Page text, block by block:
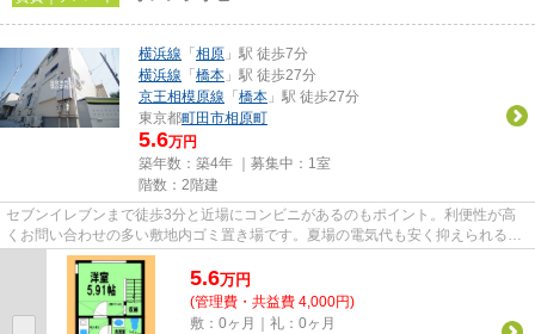
横浜線 「 相原 」駅 徒歩7分
横浜線 「 橋本 」駅 徒歩27分
京王相模原線 「 橋本 」駅 徒歩27分
東京都町田市相原町
5.6万円
築年数：築4年 ｜募集中： 1室
階数：2階建
セブンイレブンまで徒歩3分と近場にコンビニがあるのもポイント。利便性が高
くお問い合わせの多い敷地内ゴミ置き場です。夏場の電気代も安く抑えられる通
風良好で快適な物件です。駅ま...
5.6万円
(管理費・共益費 4,000円)
敷：0ヶ月｜礼：0ヶ月